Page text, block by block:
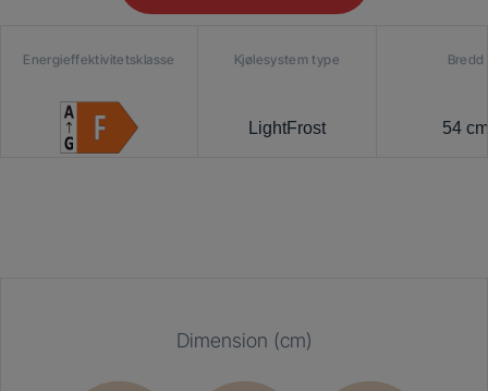
Energieffektivitetsklasse Kjølesystem type
LightFrost
Bredd
54 cm
Dimension (cm)